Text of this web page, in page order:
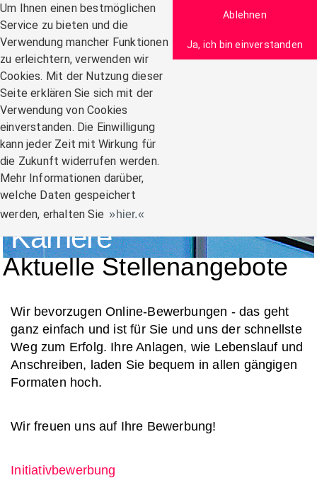
Um Ihnen einen bestmöglichen
Service zu bieten und die
Verwendung mancher Funktionen
zu erleichtern, verwenden wir
Cookies. Mit der Nutzung dieser
Seite erklären Sie sich mit der
Verwendung von Cookies
einverstanden. Die Einwilligung
kann jeder Zeit mit Wirkung für
die Zukunft widerrufen werden.
Mehr Informationen darüber,
welche Daten gespeichert
werden, erhalten Sie
hier.
Ablehnen
Ja, ich bin einverstanden
Zum Inhalt
Navigation:
Karriere
Aktuelle Stellenangebote
Wir bevorzugen Online-Bewerbungen - das geht
ganz einfach und ist für Sie und uns der schnellste
Weg zum Erfolg. Ihre Anlagen, wie Lebenslauf und
Anschreiben, laden Sie bequem in allen gängigen
Formaten hoch.
Wir freuen uns auf Ihre Bewerbung!
Initiativbewerbung